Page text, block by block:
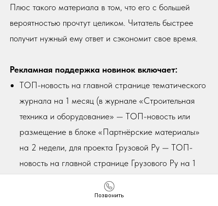
Позвонить
Плюс такого материала в том, что его с большей
вероятностью прочтут целиком. Читатель быстрее
получит нужный ему ответ и сэкономит свое время.
Рекламная поддержка новинок включает:
ТОП-новость на главной странице тематического
журнала на 1 месяц (в журнале «Строительная
техника и оборудование» — ТОП-новость или
размещение в блоке «Партнёрские материалы»
на 2 недели, для проекта Грузовой Ру — ТОП-
новость на главной странице Грузового Ру на 1
Размещение материала в ленте новостей